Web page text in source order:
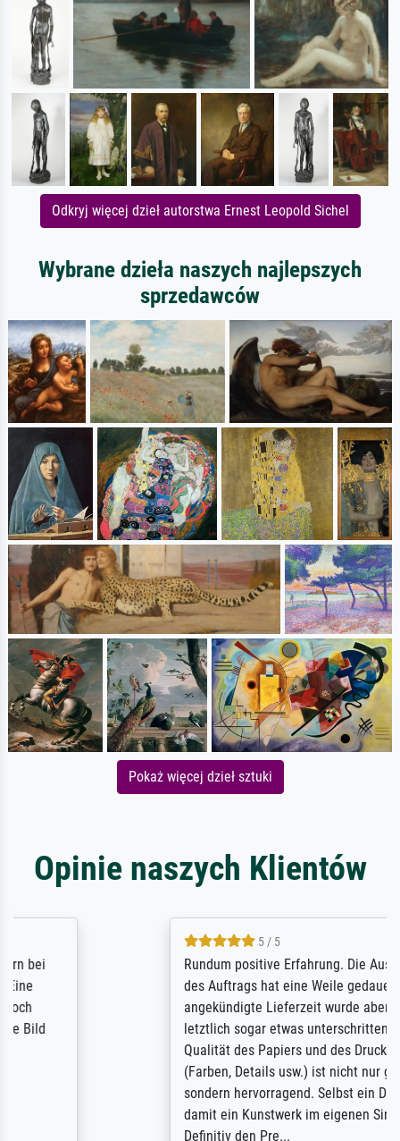
Odkryj więcej dzieł autorstwa Ernest Leopold Sichel
Wybrane dzieła naszych najlepszych
sprzedawców
Pokaż więcej dzieł sztuki
Opinie naszych Klientów
Rundum positive Erfahrung. Die Ausführung
des Auftrags hat eine Weile gedauert, die
angekündigte Lieferzeit wurde aber
letztlich sogar etwas unterschritten. Die
Qualität des Papiers und des Drucks
(Farben, Details usw.) ist nicht nur gut,
sondern hervorragend. Selbst ein Druck ist
damit ein Kunstwerk im eigenen Sinne.